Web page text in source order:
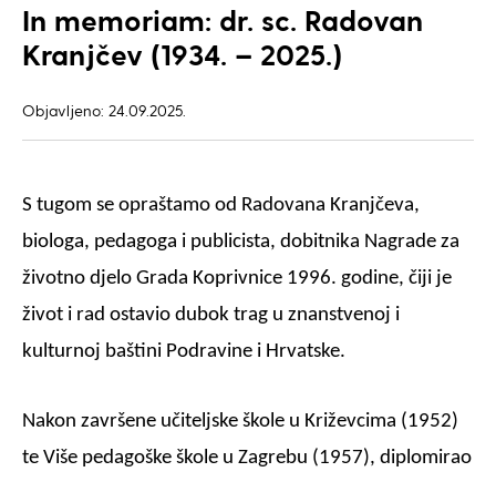
In memoriam: dr. sc. Radovan
Kranjčev (1934. – 2025.)
Objavljeno: 24.09.2025.
S tugom se opraštamo od Radovana Kranjčeva,
biologa, pedagoga i publicista, dobitnika Nagrade za
životno djelo Grada Koprivnice 1996. godine, čiji je
život i rad ostavio dubok trag u znanstvenoj i
kulturnoj baštini Podravine i Hrvatske.
Nakon završene učiteljske škole u Križevcima (1952)
te Više pedagoške škole u Zagrebu (1957), diplomirao